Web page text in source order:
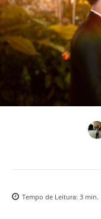
Tempo de Leitura: 3 min.